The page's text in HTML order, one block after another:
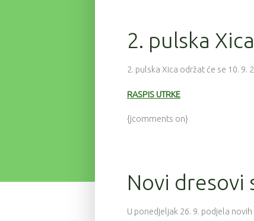
2. pulska Xica
2. pulska Xica održat će se 10. 9.
RASPIS UTRKE
{jcomments on}
Novi dresovi
U ponedjeljak 26. 9. podjela